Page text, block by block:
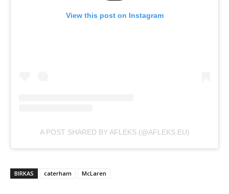
View this post on Instagram
A POST SHARED BY AFLEKS (@AFLEKS.EU)
BIRKAS caterham McLaren